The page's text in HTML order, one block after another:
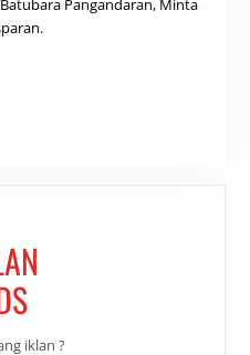
Pangandaran, Minta
iklan ?